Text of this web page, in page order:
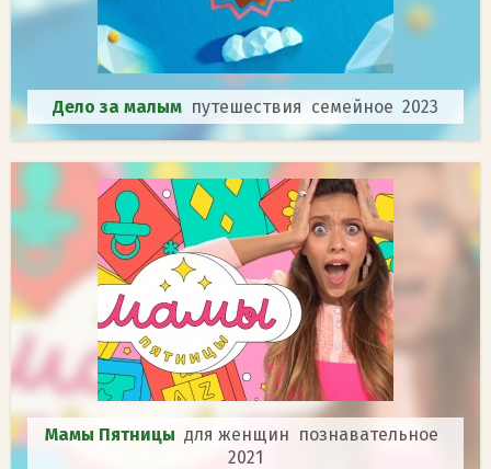
Дело за малым путешествия семейное 2023
Мамы Пятницы для женщин познавательное
2021